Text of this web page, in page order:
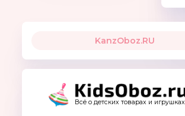
KanzOboz.RU
Всё о детских товарах и игрушках